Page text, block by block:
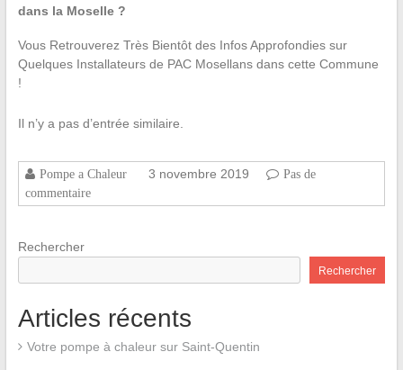
dans la Moselle ?
Vous Retrouverez Très Bientôt des Infos Approfondies sur
Quelques Installateurs de PAC Mosellans dans cette Commune
!
Il n’y a pas d’entrée similaire.
Pompe a Chaleur 3 novembre 2019
Pas de
commentaire
Rechercher
Rechercher
Articles récents
Votre pompe à chaleur sur Saint-Quentin